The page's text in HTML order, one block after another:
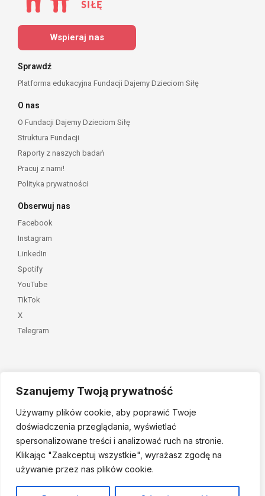
Szanujemy Twoją prywatność
Używamy plików cookie, aby poprawić Twoje
doświadczenia przeglądania, wyświetlać
spersonalizowane treści i analizować ruch na stronie.
Klikając "Zaakceptuj wszystkie", wyrażasz zgodę na
używanie przez nas plików cookie.
Wspieraj nas
Sprawdź
Platforma edukacyjna Fundacji Dajemy Dzieciom Siłę
O nas
O Fundacji Dajemy Dzieciom Siłę
Struktura Fundacji
Raporty z naszych badań
Pracuj z nami!
Polityka prywatności
Obserwuj nas
Facebook
Instagram
LinkedIn
Spotify
YouTube
TikTok
X
Telegram
Należymy do
© 2026 Fundacja Dajemy Dzieciom Siłę • Projekt:nordmind.pl